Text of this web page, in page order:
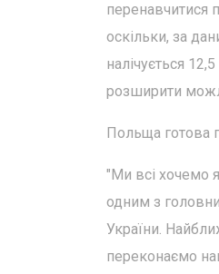
перенавчитися
оскільки, за
налічується
розширити
Польща готова
"Ми всі хочемо
одним з
України.
переконаємо